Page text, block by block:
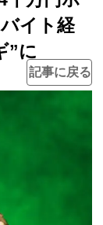
イト経
”に
記事に戻る